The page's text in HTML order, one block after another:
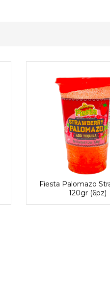
Fiesta Palomazo
120gr (6pz)